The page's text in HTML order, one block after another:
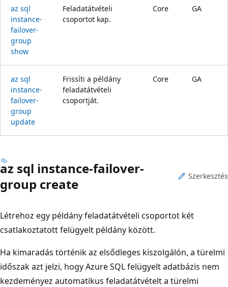
az sql
instance-
failover-
group
show
Feladatátvételi
csoportot kap.
Core GA
az sql
instance-
failover-
group
update
Frissíti a példány
feladatátvételi
csoportját.
Core GA
az sql instance-failover-
group create
Szerkesztés
Létrehoz egy példány feladatátvételi csoportot két
csatlakoztatott felügyelt példány között.
Ha kimaradás történik az elsődleges kiszolgálón, a türelmi
időszak azt jelzi, hogy Azure SQL felügyelt adatbázis nem
kezdeményez automatikus feladatátvételt a türelmi